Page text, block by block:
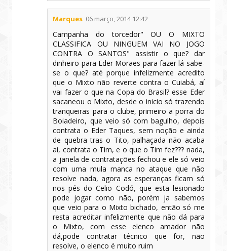
Marques 06 março, 2014 12:42
Campanha do torcedor" OU O MIXTO
CLASSIFICA OU NINGUEM VAI NO JOGO
CONTRA O SANTOS" assistir o que? dar
dinheiro para Eder Moraes para fazer lá sabe-
se o que? até porque infelizmente acredito
que o Mixto não reverte contra o Cuiabá, aí
vai fazer o que na Copa do Brasil? esse Eder
sacaneou o Mixto, desde o inicio só trazendo
tranqueiras para o clube, primeiro a porra do
Boiadeiro, que veio só com bagulho, depois
contrata o Eder Taques, sem noção e ainda
de quebra tras o Tito, palhaçada não acaba
aí, contrata o Tim, e o que o Tim fez??? nada,
a janela de contratações fechou e ele só veio
com uma mula manca no ataque que não
resolve nada, agora as esperanças ficam só
nos pés do Celio Codó, que esta lesionado
pode jogar como não, porém ja sabemos
que veio para o Mixto bichado, então só me
resta acreditar infelizmente que não dá para
o Mixto, com esse elenco amador não
dá,pode contratar técnico que for, não
resolve, o elenco é muito ruim